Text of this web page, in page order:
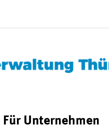
Für Unternehmen